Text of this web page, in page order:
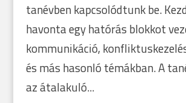
tanévben kapcsolódtunk be.
havonta egy hatórás blokkot
kommunikáció,
és más hasonló témákban. A
az átalakuló...